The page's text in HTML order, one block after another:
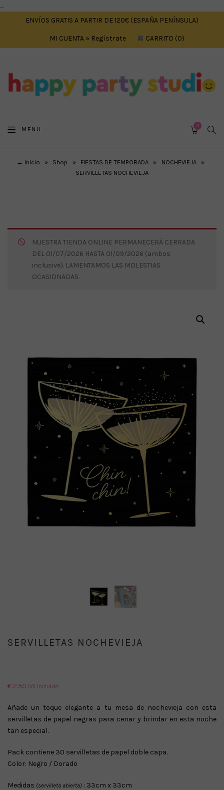
....
ENVÍOS GRATIS A PARTIR DE 120€ (ESPAÑA PENÍNSULA)
MI CUENTA » Regístrate CARRITO 0
MENU 0
→ Inicio » Shop » FIESTAS DE TEMPORADA » NOCHEVIEJA
»
SERVILLETAS NOCHEVIEJA
NUESTRA TIENDA ONLINE PERMANECERÁ CERRADA
DEL 01/07/2026 HASTA 01/09/2026 (ambos
inclusive). LAMENTAMOS LAS MOLESTIAS
OCASIONADAS.
SERVILLETAS NOCHEVIEJA
€ 2.50 IVA Incluido
Añade un toque elegante a tu mesa de nochevieja con esta
servilletas de papel negras para cenar y brindar en esta noche
tan especial.
Pack contiene 30 servilletas de papel doble capa.
Color: Negro / Dorado
Medidas (servilleta abierta) : 33cm x 33cm